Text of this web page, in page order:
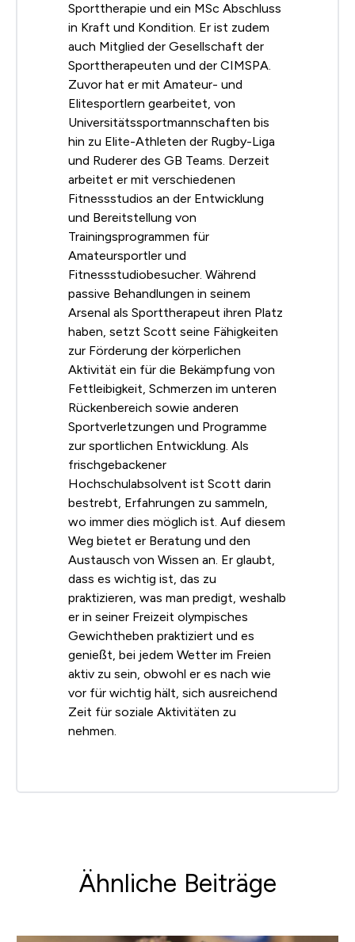
Sporttherapie und ein MSc Abschluss
in Kraft und Kondition. Er ist zudem
auch Mitglied der Gesellschaft der
Sporttherapeuten und der CIMSPA.
Zuvor hat er mit Amateur- und
Elitesportlern gearbeitet, von
Universitätssportmannschaften bis
hin zu Elite-Athleten der Rugby-Liga
und Ruderer des GB Teams. Derzeit
arbeitet er mit verschiedenen
Fitnessstudios an der Entwicklung
und Bereitstellung von
Trainingsprogrammen für
Amateursportler und
Fitnessstudiobesucher. Während
passive Behandlungen in seinem
Arsenal als Sporttherapeut ihren Platz
haben, setzt Scott seine Fähigkeiten
zur Förderung der körperlichen
Aktivität ein für die Bekämpfung von
Fettleibigkeit, Schmerzen im unteren
Rückenbereich sowie anderen
Sportverletzungen und Programme
zur sportlichen Entwicklung. Als
frischgebackener
Hochschulabsolvent ist Scott darin
bestrebt, Erfahrungen zu sammeln,
wo immer dies möglich ist. Auf diesem
Weg bietet er Beratung und den
Austausch von Wissen an. Er glaubt,
dass es wichtig ist, das zu
praktizieren, was man predigt, weshalb
er in seiner Freizeit olympisches
Gewichtheben praktiziert und es
genießt, bei jedem Wetter im Freien
aktiv zu sein, obwohl er es nach wie
vor für wichtig hält, sich ausreichend
Zeit für soziale Aktivitäten zu
nehmen.
Ähnliche Beiträge